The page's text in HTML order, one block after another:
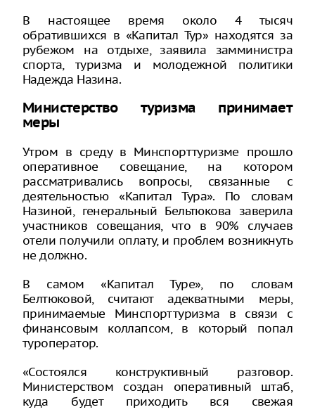
В настоящее время около 4 тысяч
обратившихся в «Капитал Тур» находятся за
рубежом на отдыхе, заявила замминистра
спорта, туризма и молодежной политики
Надежда Назина.
Министерство туризма принимает
меры
Утром в среду в Минспорттуризме прошло
оперативное совещание, на котором
рассматривались вопросы, связанные с
деятельностью «Капитал Тура». По словам
Назиной, генеральный Бельтюкова заверила
участников совещания, что в 90% случаев
отели получили оплату, и проблем возникнуть
не должно.
В самом «Капитал Туре», по словам
Белтюковой, считают адекватными меры,
принимаемые Минспорттуризма в связи с
финансовым коллапсом, в который попал
туроператор.
«Состоялся конструктивный разговор.
Министерством создан оперативный штаб,
куда будет приходить вся свежая